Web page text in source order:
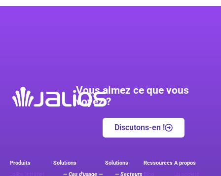
Vous aimez ce que vous
voyez ?
Discutons-en !
Produits
Jalios Intranet
Solutions
— Cas d’usage —
Solutions
— Secteurs
Ressources
Blog
A propos
La société